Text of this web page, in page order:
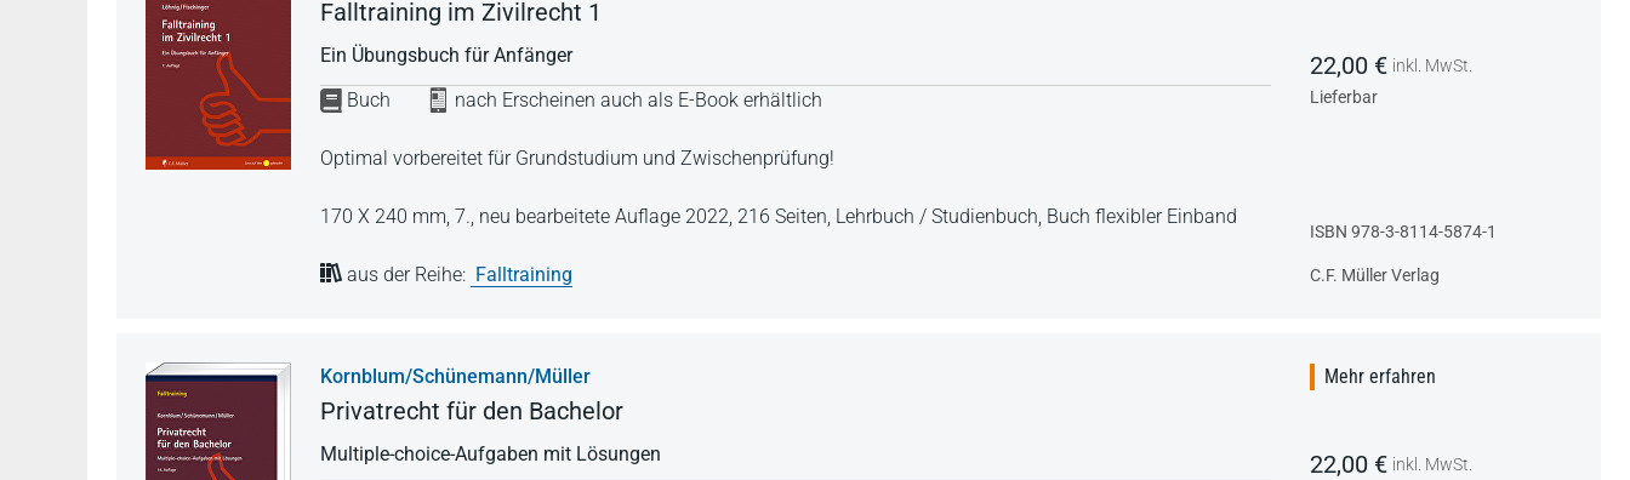
Falltraining im Zivilrecht 1
Ein Übungsbuch für Anfänger
Buch
nach Erscheinen auch als E-Book erhältlich
Optimal vorbereitet für Grundstudium und Zwischenprüfung!
170 X 240 mm, 7., neu bearbeitete Auflage 2022, 216 Seiten, Lehrbuch / Studienbuch, Buch flexibler Einband
aus der Reihe: Falltraining
22,00 € inkl. MwSt.
Lieferbar
ISBN 978-3-8114-5874-1
C.F. Müller Verlag
Kornblum/Schünemann/Müller
Privatrecht für den Bachelor
Multiple-choice-Aufgaben mit Lösungen
Mehr erfahren
22,00 € inkl. MwSt.